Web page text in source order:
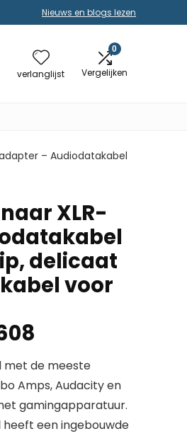
Nieuws en blogs lezen
verlanglijst
0
Vergelijken
– Audiodatakabel
XLR-
delicaat
voor
met de meeste
Amps, Audacity en
gamingapparatuur.
een ingebouwde